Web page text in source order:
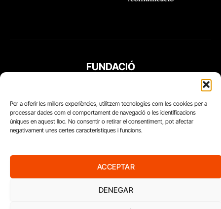
Per a oferir les millors experiències, utilitzem tecnologies com les cookies per a
processar dades com el comportament de navegació o les identificacions
úniques en aquest lloc. No consentir o retirar el consentiment, pot afectar
negativament unes certes característiques i funcions.
ACCEPTAR
DENEGAR
FUNDACIÓ